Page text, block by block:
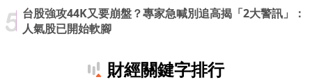
台股強攻44K又要崩盤？專家急喊別追高揭「2大警訊」：
人氣股已開始軟腳
財經關鍵字排行